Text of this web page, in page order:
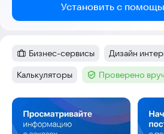
Установить с
Категория :
Бизнес-сервисы Тег:
Дизайн
Тег:
Калькуляторы Тег :Проверено
Скриншоты